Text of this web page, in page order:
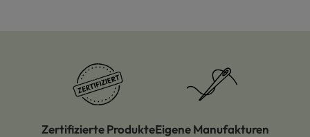
Zertifizierte ProdukteEigene Manufakturen